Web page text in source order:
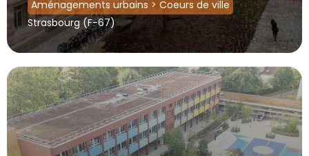
Aménagements urbains > Coeurs de ville
Strasbourg (F-67)